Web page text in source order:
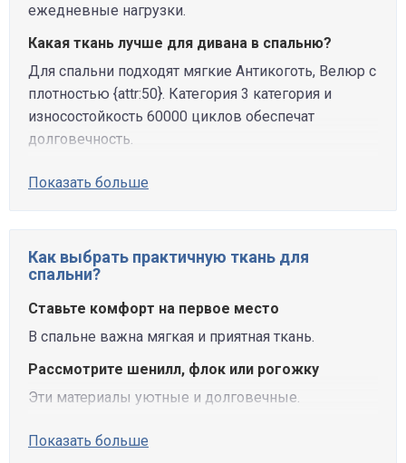
ежедневные нагрузки.
Какая ткань лучше для дивана в спальню?
Для спальни подходят мягкие Антикоготь, Велюр с
плотностью {attr:50}. Категория 3 категория и
износостойкость 60000 циклов обеспечат
долговечность.
Показать больше
Как выбрать практичную ткань для
спальни?
Ставьте комфорт на первое место
В спальне важна мягкая и приятная ткань.
Рассмотрите шенилл, флок или рогожку
Эти материалы уютные и долговечные.
Показать больше